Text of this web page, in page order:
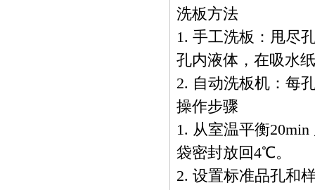
洗板方法
1. 手工洗板：甩尽
孔内液体，在吸水
2. 自动洗板机：每
操作步骤
1. 从室温平衡
袋密封放回4℃。
2. 设置标准品孔和